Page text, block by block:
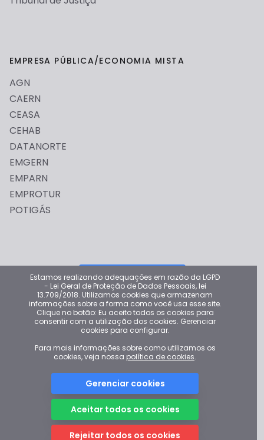
Estamos realizando adequações em razão da LGPD
- Lei Geral de Proteção de Dados Pessoais, lei
13.709/2018. Utilizamos cookies que armazenam
informações sobre a forma como você usa esse site.
Clique no botão: Eu aceito todos os cookies para
consentir com a utilização dos cookies. Gerenciar
cookies para configurar.
Para mais informações sobre como utilizamos os
cookies, veja nossa política de cookies.
Gerenciar cookies
Aceitar todos os cookies
Rejeitar todos os cookies
EMPRESA PÚBLICA/ECONOMIA MISTA
AGN
CAERN
CEASA
CEHAB
DATANORTE
EMGERN
EMPARN
EMPROTUR
POTIGÁS
Dê sua opinião
Por favor deixe sua opinião para ajudar a melhorar o Portal
da Transparência
© 2022 - Portal da Transparência do Rio Grande do Norte -
Controladoria Geral do Estado
Desenvolvimento:
Controladoria Geral do Estado do Rio Grande do Norte